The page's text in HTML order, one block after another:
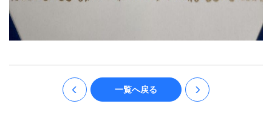
一覧へ戻る